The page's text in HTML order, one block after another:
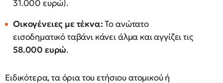
31.000 ευρώ).
Οικογένειες με τέκνα:Το ανώτατο
εισοδηματικό ταβάνι κάνει άλμα και αγγίζει τις
58.000 ευρώ.
Ειδικότερα, τα όρια του ετήσιου ατομικού ή